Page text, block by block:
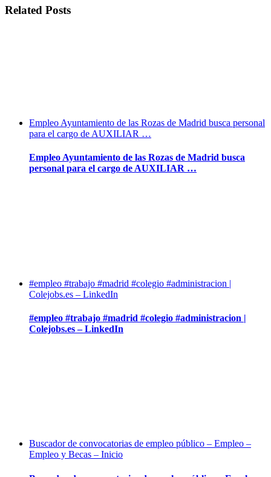
Related Posts
Empleo Ayuntamiento de las Rozas de Madrid busca personal
para el cargo de AUXILIAR …
Empleo Ayuntamiento de las Rozas de Madrid busca
personal para el cargo de AUXILIAR …
#empleo #trabajo #madrid #colegio #administracion |
Colejobs.es – LinkedIn
#empleo #trabajo #madrid #colegio #administracion |
Colejobs.es – LinkedIn
Buscador de convocatorias de empleo público – Empleo –
Empleo y Becas – Inicio